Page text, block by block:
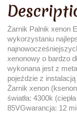
Żarnik Palnik xenon
wykorzystaniu
xenonowy o bardzo
wykonana jest z
pojeździe z
Żarnik xenon
światła: 4300k
85VGwarancja: 12